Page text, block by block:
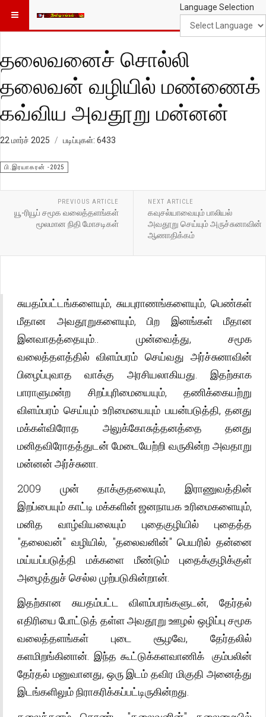
Language Selection
தலைவனைச் சொல்லி
தலைவன் வழியில் மண்ணைக்
கவ்விய அவதூறு மன்னன்
22 மார்ச் 2025 படிப்புகள்: 6433
பி.இரயாகரன் -2025
PREVIOUS ARTICLE
யூ-ரியூப் சமூக வலைத்தளங்கள்
மூலமான நிதி மோசடிகள்
NEXT ARTICLE
கவுசல்யாவையும் பாலியல்
அவதூறு செய்யும் அருச்சுனாவின்
ஆணாதிக்கம்
சுயதம்பட்டங்களையும், சுயபுராணங்களையும், பெண்கள்
மீதான அவதூறுகளையும், பிற இனங்கள் மீதான
இனவாதத்தையும்.. முன்வைத்து, சமூக
வலைத்தளத்தில் விளம்பரம் செய்வது அர்ச்சுனாவின்
பிழைப்புவாத வாக்கு அரசியலாகியது. இதற்காக
பாராளுமன்ற சிறப்புரிமையையும், தணிக்கையற்று
விளம்பரம் செய்யும் உரிமையையும் பயன்படுத்தி, தனது
மக்கள்விரோத அலுக்கோசுத்தனத்தை தனது
மனிதவிரோதத்துடன் மேடையேற்றி வருகின்ற அவதாறு
மன்னன் அர்ச்சுனா.
2009 முன் தாக்குதலையும், இராணுவத்தின்
இறப்பையும் காட்டி மக்களின் ஜனநாயக உரிமைகளையும்,
மனித வாழ்வியலையும் புதைகுழியில் புதைத்த
"தலைவன்" வழியில், "தலைவனின்" பெயரில் தன்னை
மய்யப்படுத்தி மக்களை மீண்டும் புதைக்குழிக்குள்
அழைத்துச் செல்ல முற்படுகின்றான்.
இதற்கான சுயதம்பட்ட விளம்பரங்களுடன், தேர்தல்
எதிரியை போட்டுத் தள்ள அவதூறு ஊழல் ஒழிப்பு சமூக
வலைத்தளங்கள் புடை சூழவே, தேர்தலில்
களமிறங்கினான். இந்த கூட்டுக்களவாணிக் கும்பலின்
தேர்தல் மனுவானது, ஒரு இடம் தவிர மிகுதி அனைத்து
இடங்களிலும் நிராகரிக்கப்பட்டிருகின்றது.